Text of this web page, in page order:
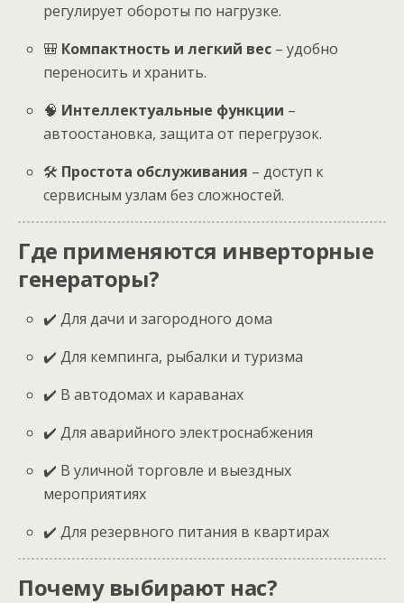
регулирует обороты по нагрузке.
🎒 Компактность и легкий вес – удобно
переносить и хранить.
🧠 Интеллектуальные функции –
автоостановка, защита от перегрузок.
🛠 Простота обслуживания – доступ к
сервисным узлам без сложностей.
Где применяются инверторные
генераторы?
✔️ Для дачи и загородного дома
✔️ Для кемпинга, рыбалки и туризма
✔️ В автодомах и караванах
✔️ Для аварийного электроснабжения
✔️ В уличной торговле и выездных
мероприятиях
✔️ Для резервного питания в квартирах
Почему выбирают нас?